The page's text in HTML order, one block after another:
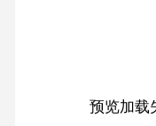
预览加载